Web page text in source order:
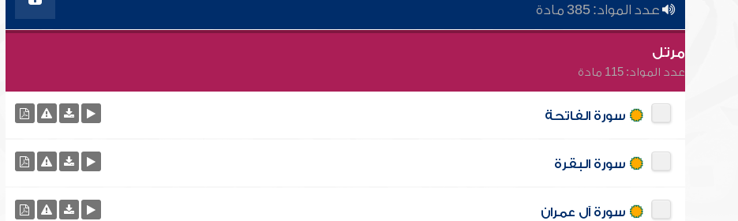
عدد المواد: 385 مادة
مرتل
عدد المواد: 115 مادة
سورة الفاتحة
سورة البقرة
سورة آل عمران